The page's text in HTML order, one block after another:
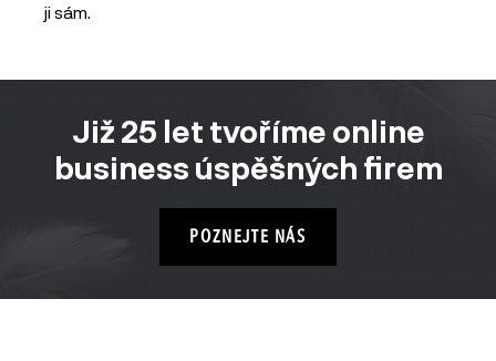
ji sám.
Již 25 let tvoříme online
business úspěšných firem
POZNEJTE NÁS